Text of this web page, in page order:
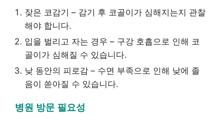
잦은 코감기 – 감기 후 코골이가 심해지는지 관찰
해야 합니다.
입을 벌리고 자는 경우 – 구강 호흡으로 인해 코
골이가 심해질 수 있습니다.
낮 동안의 피로감 – 수면 부족으로 인해 낮에 졸
음이 쏟아질 수 있습니다.
병원 방문 필요성